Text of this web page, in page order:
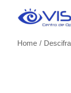
Home